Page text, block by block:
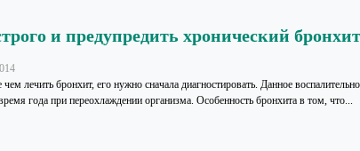
и предупредить хронический
лечить бронхит, его нужно сначала диагностировать. Данное
года при переохлаждении организма. Особенность бронхита в том, что...